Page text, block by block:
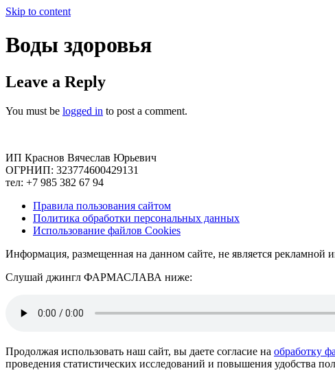
Skip to content
Воды здоровья
Leave a Reply
You must be logged in to post a comment.
ИП Краснов Вячеслав Юрьевич
ОГРНИП: 323774600429131
тел: +7 985 382 67 94
Правила пользования сайтом
Политика обработки персональных данных
Использование файлов Cookies
Информация, размещенная на данном сайте, не является
Слушай джингл ФАРМАСЛАВА ниже:
Продолжая использовать наш сайт, вы даете согласие на обработку
проведения статистических исследований и повышения удобства